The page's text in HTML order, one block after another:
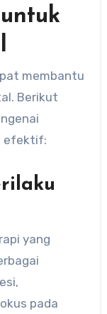
membantu
Berikut
efektif:
yang
pada